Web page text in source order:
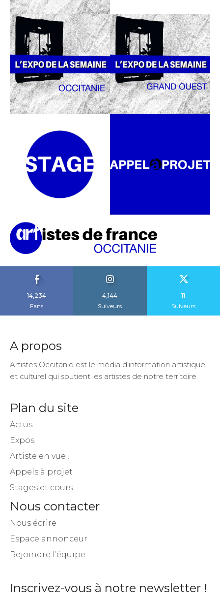
14,234
Fans
4,144
Suiveurs
11
Suiveurs
A propos
Artistes Occitanie est le média d’information artistique
et culturel qui soutient les artistes de notre territoire.
Plan du site
Actus
Expos
Artiste en vue !
Appels à projet
Stages et cours
Nous contacter
Nous écrire
Espace annonceur
Rejoindre l’équipe
Inscrivez-vous à notre newsletter !